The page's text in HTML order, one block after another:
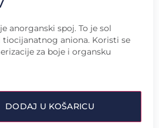
je anorganski spoj. To je sol
aniona. Koristi se
za boje i organsku
DODAJ U KOŠARICU